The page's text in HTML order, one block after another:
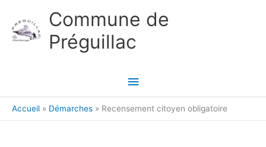
Commune de
Préguillac
Menu
principal
Accueil Démarches Recensement citoyen obligatoire